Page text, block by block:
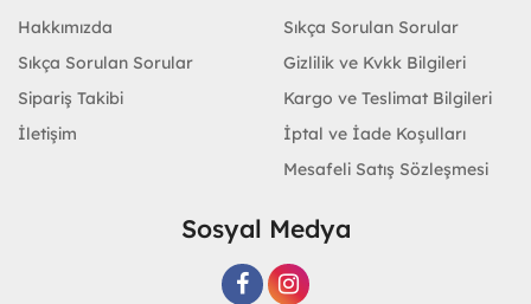
Hakkımızda
Sıkça Sorulan Sorular
Sipariş Takibi
İletişim
Sıkça Sorulan Sorular
Gizlilik ve Kvkk Bilgileri
Kargo ve Teslimat Bilgileri
İptal ve İade Koşulları
Mesafeli Satış Sözleşmesi
Sosyal Medya